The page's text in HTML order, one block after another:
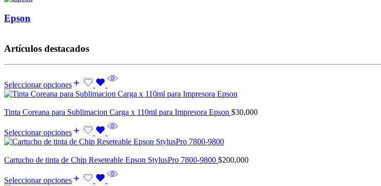
Epson
Bienvenido a Plotter Store
Venta de Maquinaria, insumos y repuestos para la industria textil.
Artículos destacados
Seleccionar opciones
Tinta Coreana para Sublimacion Carga x 110ml para Impresora Epson $30,000
Seleccionar opciones
Cartucho de tinta de Chip Reseteable Epson StylusPro 7800-9800 $200,000
Seleccionar opciones